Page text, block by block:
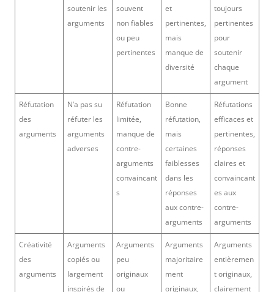
soutenir les
arguments
souvent
non fiables
ou peu
pertinentes
et
pertinentes,
mais
manque de
diversité
toujours
pertinentes
pour
soutenir
chaque
argument
Réfutation
des
arguments
N’a pas su
réfuter les
arguments
adverses
Réfutation
limitée,
manque de
contre-
arguments
convaincant
s
Bonne
réfutation,
mais
certaines
faiblesses
dans les
réponses
aux contre-
arguments
Réfutations
efficaces et
pertinentes,
réponses
claires et
convaincant
es aux
contre-
arguments
Créativité
des
arguments
Arguments
copiés ou
largement
inspirés de
Arguments
peu
originaux
ou
Arguments
majoritaire
ment
originaux,
Arguments
entièremen
t originaux,
clairement